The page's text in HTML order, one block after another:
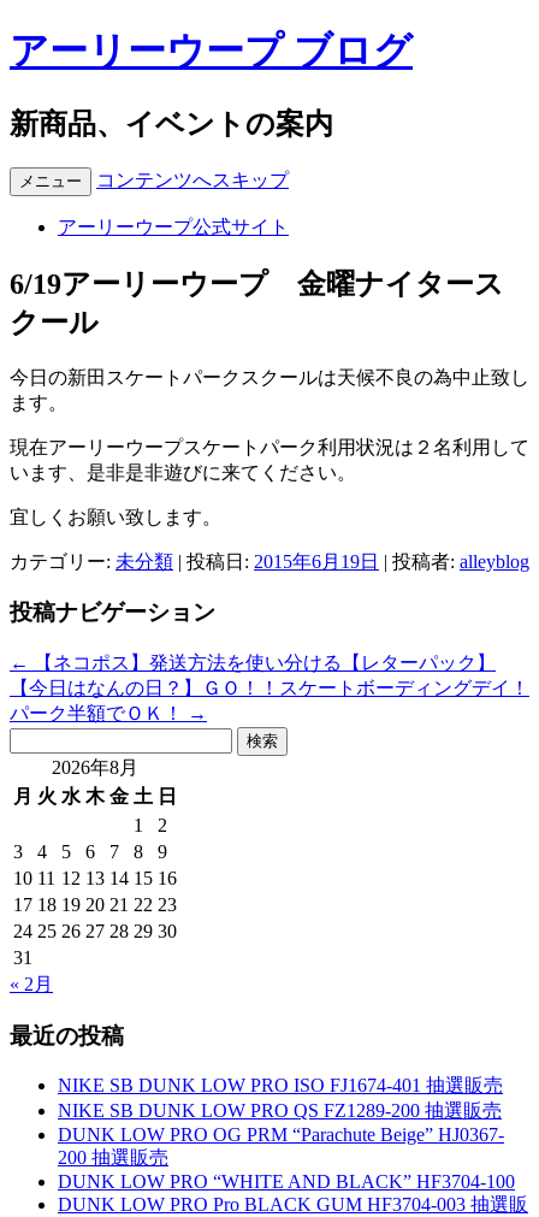
アーリーウープ ブログ
新商品、イベントの案内
メニュー コンテンツへスキップ
アーリーウープ公式サイト
6/19アーリーウープ 金曜ナイタース
クール
今日の新田スケートパークスクールは天候不良の為中止致し
ます。
現在アーリーウープスケートパーク利用状況は２名利用して
います、是非是非遊びに来てください。
宜しくお願い致します。
カテゴリー: 未分類 | 投稿日: 2015年6月19日 | 投稿者: alleyblog
投稿ナビゲーション
←
【ネコポス】発送方法を使い分ける【レターパック】
【今日はなんの日？】ＧＯ！！スケートボーディングデイ！
パーク半額でＯＫ！
→
2026年8月
月 火 水 木 金 土 日
1
2
3
4 5 6 7 8
9
10 11 12 13 14 15 16
17 18 19 20 21 22 23
24 25 26 27 28 29 30
31
« 2月
最近の投稿
NIKE SB DUNK LOW PRO ISO FJ1674-401 抽選販売
NIKE SB DUNK LOW PRO QS FZ1289-200 抽選販売
DUNK LOW PRO OG PRM “Parachute Beige” HJ0367-
200 抽選販売
DUNK LOW PRO “WHITE AND BLACK” HF3704-100
DUNK LOW PRO Pro BLACK GUM HF3704-003 抽選販